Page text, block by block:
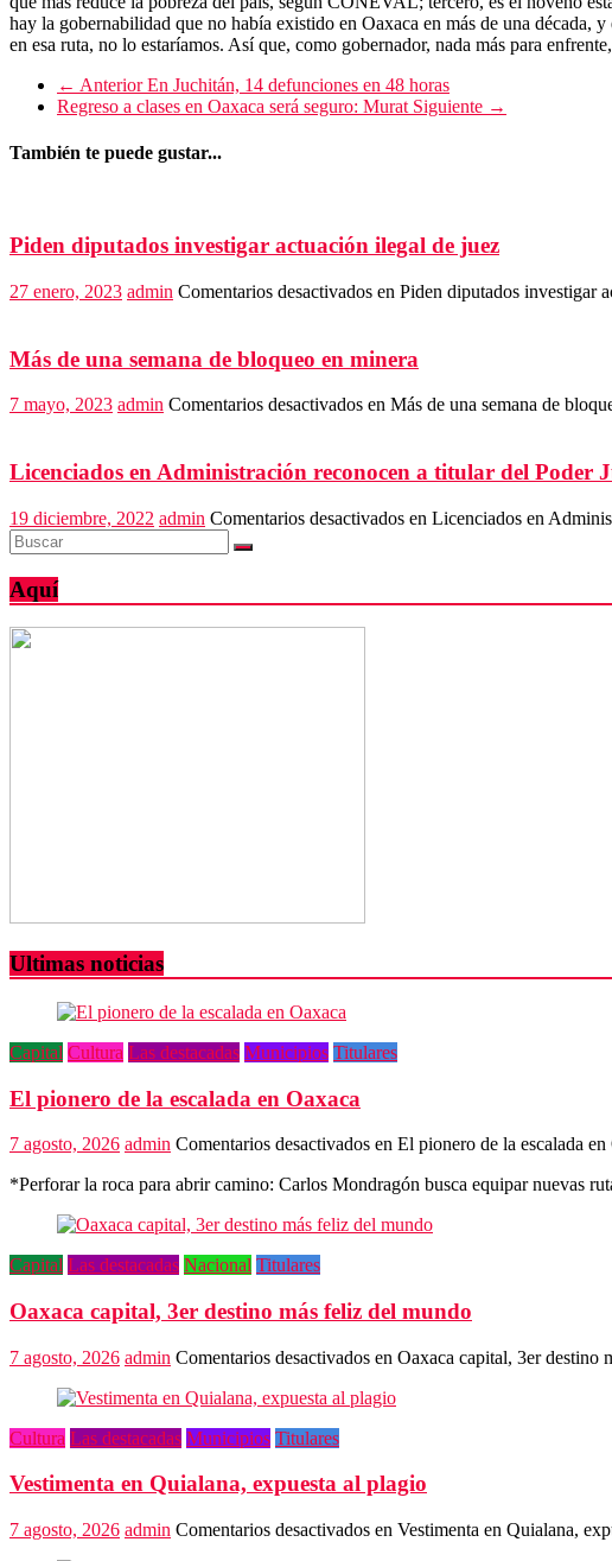
hay la gobernabilidad que no había existido en Oaxaca en más de una década,
en esa ruta, no lo estaríamos. Así que, como gobernador, nada más para
← AnteriorEn Juchitán, 14 defunciones en 48 horas
Regreso a clases en Oaxaca será seguro: Murat Siguiente →
También te puede gustar...
Piden diputados investigar actuación ilegal de juez
27 enero, 2023 admin Comentarios desactivados en Piden diputados investigar
Más de una semana de bloqueo en minera
7 mayo, 2023 admin Comentarios desactivados en Más de una semana de
Licenciados en Administración reconocen a titular del Poder
19 diciembre, 2022 admin Comentarios desactivados en Licenciados en
Aquí
Ultimas noticias
Capital Cultura Las destacadas Municipios Titulares
El pionero de la escalada en Oaxaca
7 agosto, 2026 admin Comentarios desactivados en El pionero de la escalada en
*Perforar la roca para abrir camino: Carlos Mondragón busca equipar nuevas
Capital Las destacadas Nacional Titulares
Oaxaca capital, 3er destino más feliz del mundo
7 agosto, 2026 admin Comentarios desactivados en Oaxaca capital, 3er destino
Cultura Las destacadas Municipios Titulares
Vestimenta en Quialana, expuesta al plagio
7 agosto, 2026 admin Comentarios desactivados en Vestimenta en Quialana,